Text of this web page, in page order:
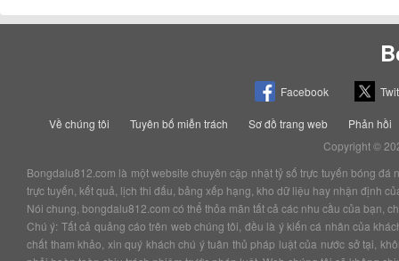
Facebook
Về chúng tôi Tuyên bố miễn trách Sơ đồ trang web
Phản hồi
Copyright ©
Bongdalu812.com là một website chuyên cập nhật tỷ số trực tuyến bóng
trực tuyến, kết quả, lịch thi đấu, bảng xếp hạng, kho dữ liệu hay nhận định
Nói chung, bongdalu812.com có thể thỏa mãn tất cả các nhu cầu của bạn,
Chú ý: Tất cả quảng cáo trên web chúng tôi, đều là ý kiến cá nhân của
chất tham khảo, xin quý khách chú ý tuân thủ pháp luật của nước sở tại,